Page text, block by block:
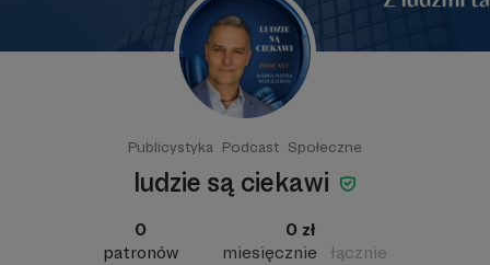
Publicystyka Podcast Społeczne
ludzie są ciekawi
0
patronów
0 zł
miesięcznie
łącznie